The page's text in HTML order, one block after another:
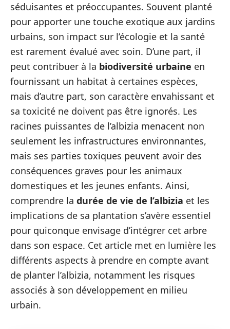
séduisantes et préoccupantes. Souvent planté
pour apporter une touche exotique aux jardins
urbains, son impact sur l’écologie et la santé
est rarement évalué avec soin. D’une part, il
peut contribuer à la biodiversité urbaine en
fournissant un habitat à certaines espèces,
mais d’autre part, son caractère envahissant et
sa toxicité ne doivent pas être ignorés. Les
racines puissantes de l’albizia menacent non
seulement les infrastructures environnantes,
mais ses parties toxiques peuvent avoir des
conséquences graves pour les animaux
domestiques et les jeunes enfants. Ainsi,
comprendre la durée de vie de l’albizia et les
implications de sa plantation s’avère essentiel
pour quiconque envisage d’intégrer cet arbre
dans son espace. Cet article met en lumière les
différents aspects à prendre en compte avant
de planter l’albizia, notamment les risques
associés à son développement en milieu
urbain.